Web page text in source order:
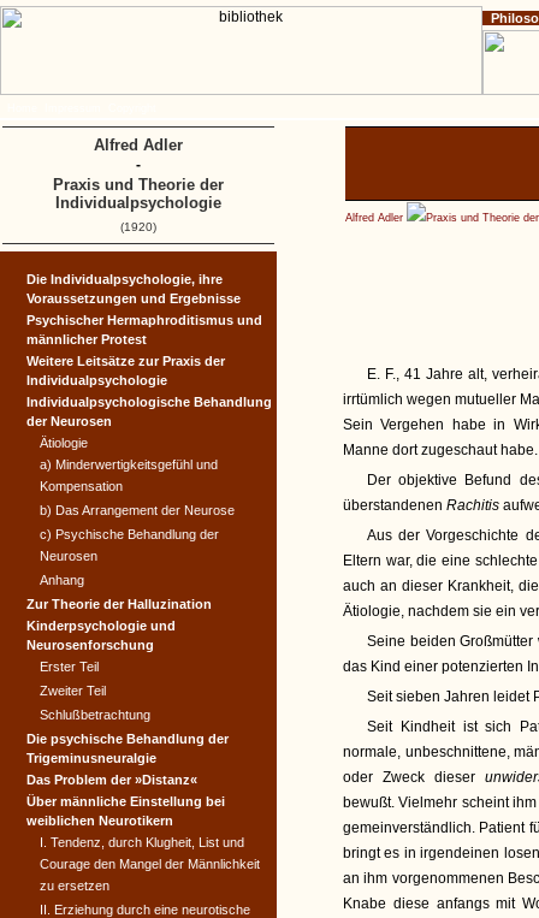
Alfred Adler Praxis und Theorie
E. F., 41 Jahre alt,
irrtümlich wegen mutueller
Sein Vergehen habe in
Manne dort zugeschaut habe.
Der objektive Befund
überstandenen Rachitis
Aus der Vorgeschichte
Eltern war, die eine
auch an dieser Krankheit,
Ätiologie, nachdem sie ein
Seine beiden
das Kind einer potenzierten
Seit sieben Jahren leidet
Seit Kindheit ist sich
normale, unbeschnittene,
oder Zweck dieser
bewußt. Vielmehr scheint
gemeinverständlich. Patient
bringt es in irgendeinen
an ihm vorgenommenen
Knabe diese anfangs mit
Die Individualpsychologie, ihre
Voraussetzungen und Ergeb­nisse
Psychischer Hermaphroditis­mus und
männlicher Protest
Weitere Leitsätze zur Praxis der
Individualpsychologie
Individualpsychologische Behandlung
der Neurosen
Ätiologie
a) Minderwertigkeitsgefühl und
Kompensation
b) Das Arrangement der Neurose
c) Psychische Behandlung der
Neurosen
Anhang
Zur Theorie der Halluzination
Kinderpsychologie und
Neurosenforschung
Erster Teil
Zweiter Teil
Schlußbetrachtung
Die psychische Behandlung der
Trigeminusneuralgie
Das Problem der »Distanz«
Über männliche Einstellung bei
weiblichen Neurotikern
I. Tendenz, durch Klugheit, List und
Courage den Mangel der Männlichkeit
zu ersetzen
II. Erziehung durch eine neurotische
Alfred Adler
-
Praxis und Theorie der
Individualpsychologie
(1920)